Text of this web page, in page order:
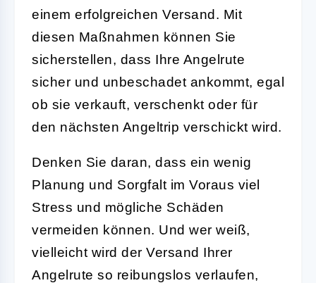
einem erfolgreichen Versand. Mit
diesen Maßnahmen können Sie
sicherstellen, dass Ihre Angelrute
sicher und unbeschadet ankommt, egal
ob sie verkauft, verschenkt oder für
den nächsten Angeltrip verschickt wird.
Denken Sie daran, dass ein wenig
Planung und Sorgfalt im Voraus viel
Stress und mögliche Schäden
vermeiden können. Und wer weiß,
vielleicht wird der Versand Ihrer
Angelrute so reibungslos verlaufen,